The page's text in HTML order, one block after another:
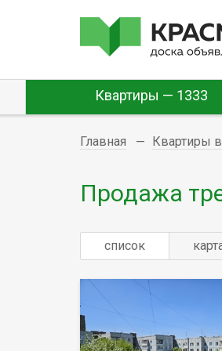
Квартиры — 1333
Главная Квартиры
Продажа
список